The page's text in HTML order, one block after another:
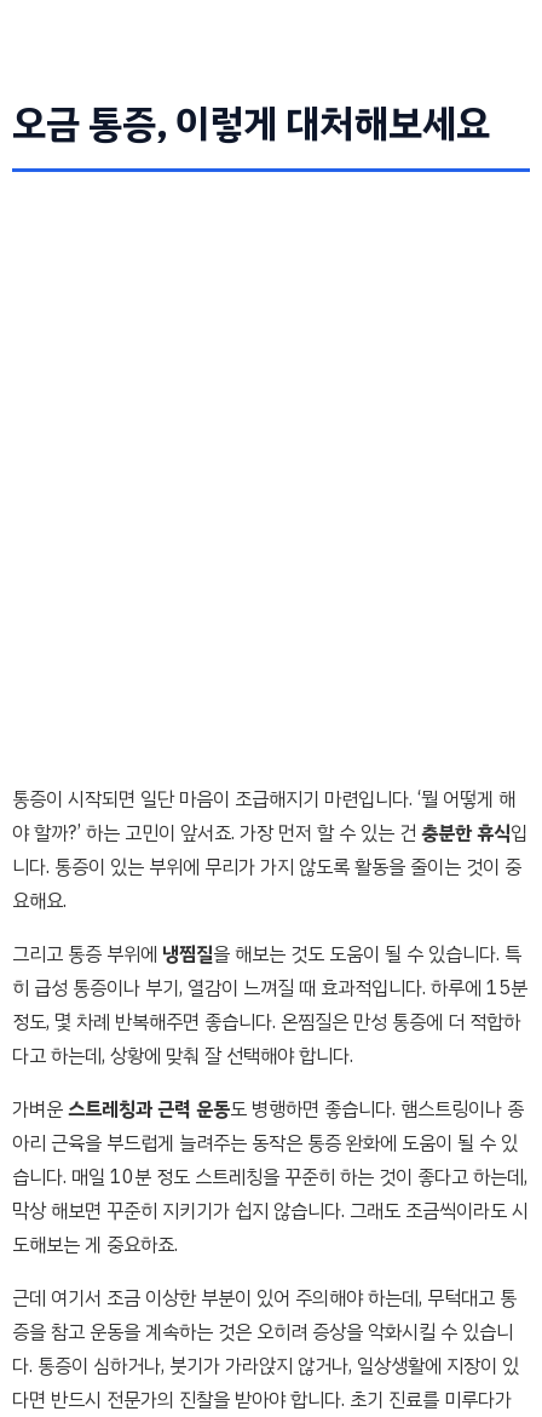
오금 통증, 이렇게 대처해보세요
통증이 시작되면 일단 마음이 조급해지기 마련입니다. ‘뭘 어떻게 해
야 할까?’ 하는 고민이 앞서죠. 가장 먼저 할 수 있는 건 충분한 휴식입
니다. 통증이 있는 부위에 무리가 가지 않도록 활동을 줄이는 것이 중
요해요.
그리고 통증 부위에 냉찜질을 해보는 것도 도움이 될 수 있습니다. 특
히 급성 통증이나 부기, 열감이 느껴질 때 효과적입니다. 하루에 15분
정도, 몇 차례 반복해주면 좋습니다. 온찜질은 만성 통증에 더 적합하
다고 하는데, 상황에 맞춰 잘 선택해야 합니다.
가벼운스트레칭과 근력 운동도 병행하면 좋습니다. 햄스트링이나 종
아리 근육을 부드럽게 늘려주는 동작은 통증 완화에 도움이 될 수 있
습니다. 매일 10분 정도 스트레칭을 꾸준히 하는 것이 좋다고 하는데,
막상 해보면 꾸준히 지키기가 쉽지 않습니다. 그래도 조금씩이라도 시
도해보는 게 중요하죠.
근데 여기서 조금 이상한 부분이 있어 주의해야 하는데, 무턱대고 통
증을 참고 운동을 계속하는 것은 오히려 증상을 악화시킬 수 있습니
다. 통증이 심하거나, 붓기가 가라앉지 않거나, 일상생활에 지장이 있
다면 반드시 전문가의 진찰을 받아야 합니다. 초기 진료를 미루다가